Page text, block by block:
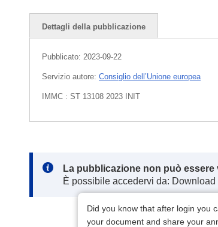
Dettagli della pubblicazione
Pubblicato: 2023-09-22
Servizio autore: Consiglio dell’Unione europea
IMMC : ST 13108 2023 INIT
Note:
La pubblicazione non può
È possibile accedervi da:
Did you know that after login you
your document and share your